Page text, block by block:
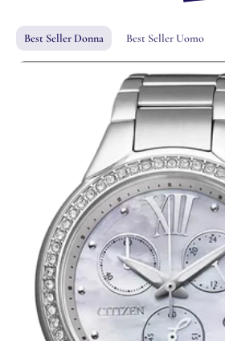
Best Seller Donna Best Seller Uomo